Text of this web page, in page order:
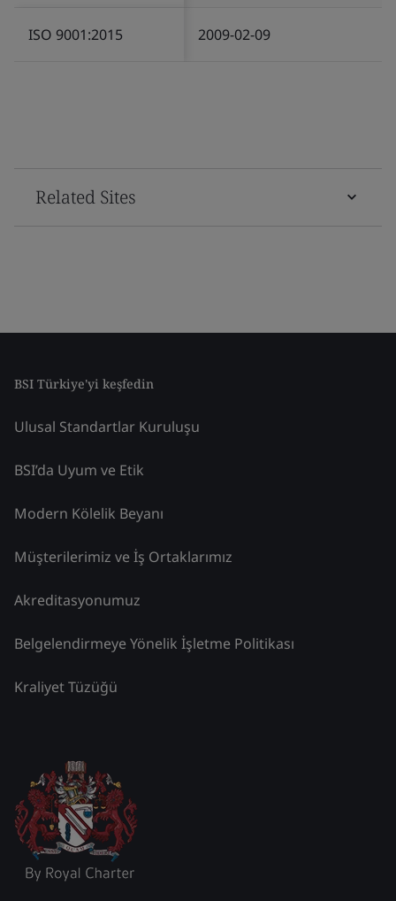
ISO 9001:2015 2009-02-09
Related Sites
BSI Türkiye'yi keşfedin
Ulusal Standartlar Kuruluşu
BSI’da Uyum ve Etik
Modern Kölelik Beyanı
Müşterilerimiz ve İş Ortaklarımız
Akreditasyonumuz
Belgelendirmeye Yönelik İşletme Politikası
Kraliyet Tüzüğü